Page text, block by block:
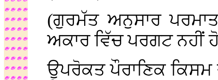
(ਗੁਰਮੱਤ ਅਨੁਸਾਰ
ਅਕਾਰ ਵਿੱਚ ਪਰਗਟ ਨਹੀਂ
ਉਪਰੋਕਤ ਪੌਰਾਣਿਕ ਕਿਸਮ